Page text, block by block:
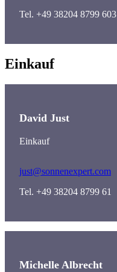
Tel. +49 38204 8799 603
Einkauf
David Just
Einkauf
just@sonnenexpert.com
Tel. +49 38204 8799 61
Michelle Albrecht